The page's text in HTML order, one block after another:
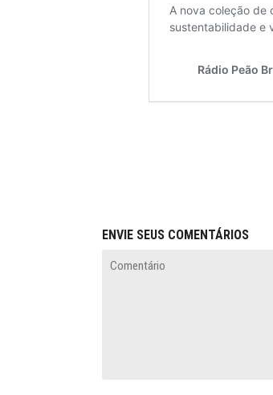
ENVIE SEUS COMENTÁRIOS